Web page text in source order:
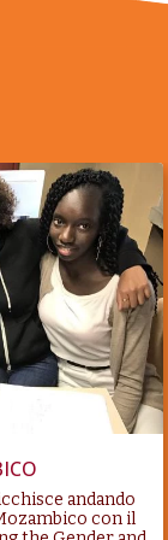
andando
con il